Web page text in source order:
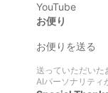
YouTube
お便り
お便りを送る
送っていただいた
AIパーソナリティ